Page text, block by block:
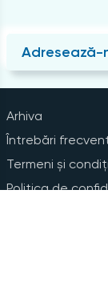
Adresează-
Arhiva
Întrebări
Termeni și
Politica de